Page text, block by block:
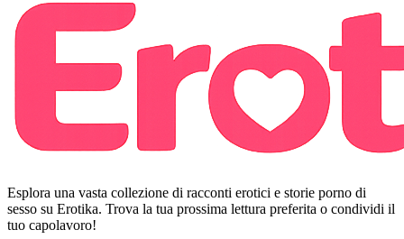
Esplora una vasta collezione di racconti erotici e storie porno di
sesso su Erotika. Trova la tua prossima lettura preferita o condividi il
tuo capolavoro!